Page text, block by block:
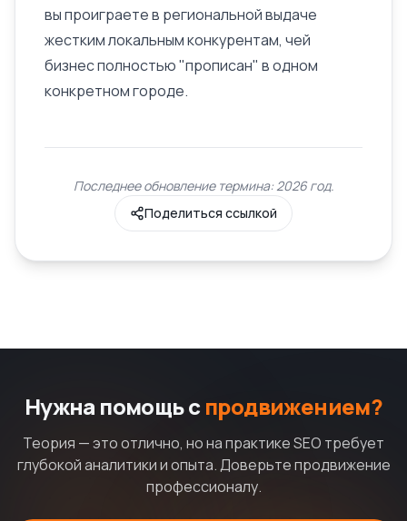
вы проиграете в региональной выдаче
жестким локальным конкурентам, чей
бизнес полностью "прописан" в одном
конкретном городе.
Последнее обновление термина: 2026 год.
Поделиться ссылкой
Нужна помощь с продвижением?
Теория — это отлично, но на практике SEO требует
глубокой аналитики и опыта. Доверьте продвижение
профессионалу.